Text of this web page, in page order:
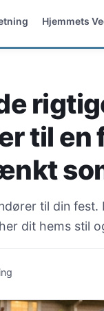
til en
til din
dit hems stil